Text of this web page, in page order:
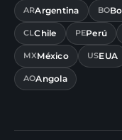
ARArgentina BO
CLChile PEPerú
MXMéxico USEUA
AOAngola